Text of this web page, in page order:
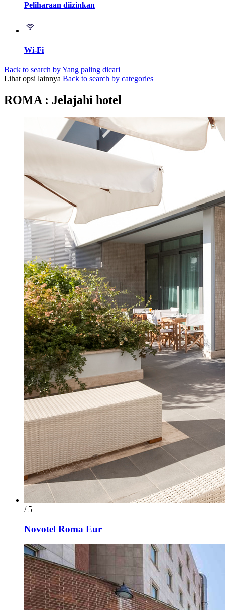
Peliharaan diizinkan
Wi-Fi
Back to search by Yang paling dicari
Lihat opsi lainnya Back to search by categories
ROMA : Jelajahi hotel
/ 5
Novotel Roma Eur